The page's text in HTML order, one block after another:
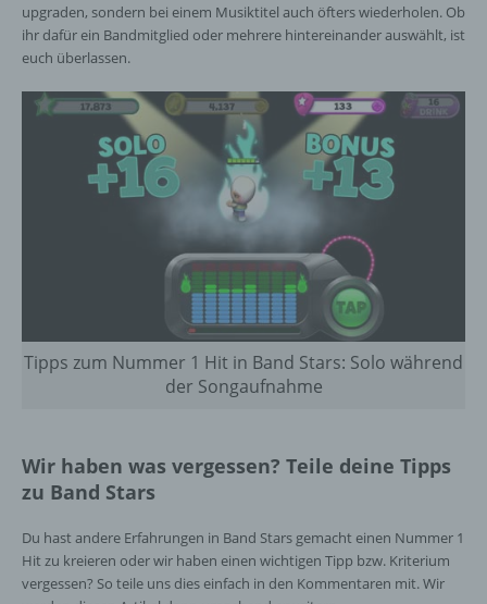
upgraden, sondern bei einem Musiktitel auch öfters wiederholen. Ob
ihr dafür ein Bandmitglied oder mehrere hintereinander auswählt, ist
euch überlassen.
Tipps zum Nummer 1 Hit in Band Stars: Solo während
der Songaufnahme
Wir haben was vergessen? Teile deine Tipps
zu Band Stars
Du hast andere Erfahrungen in Band Stars gemacht einen Nummer 1
Hit zu kreieren oder wir haben einen wichtigen Tipp bzw. Kriterium
vergessen? So teile uns dies einfach in den Kommentaren mit. Wir
g) Verantwortlicher oder für die Verarbeitung
Verantwortlicher
Verantwortlicher ist die natürliche oder
juristische Person, Behörde, Einrichtung
oder andere Stelle, die allein oder
gemeinsam mit anderen über die Zwecke
und Mittel der Verarbeitung von
personenbezogenen Daten entscheidet.
Sind die Zwecke und Mittel dieser
Verarbeitung durch das Unionsrecht oder
das Recht der Mitgliedstaaten vorgegeben,
so kann der Verantwortliche
beziehungsweise können die bestimmten
Kriterien seiner Benennung nach dem
Unionsrecht oder dem Recht der
Mitgliedstaaten vorgesehen werden.
juristische Person, Behörde, Einrichtung
oder andere Stelle, die personenbezogene
Daten im Auftrag des Verantwortlichen
verarbeitet.